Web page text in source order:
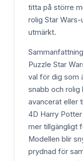
titta på större
rolig Star
utmärkt.
Puzzle Star
val för dig som
snabb och rolig
avancerat eller
4D Harry
mer tillgängligt
Modellen blir
prydnad för